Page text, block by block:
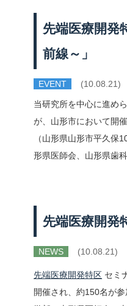
先端医療開
前線～」
EVENT (10.08.21)
当研究所を中心に進め
が、山形市において
（山形県山形市平久
形県医師会、山形県歯
先端医療開発
NEWS (10.08.21)
先端医療開発特区 セミ
開催され、約150名が